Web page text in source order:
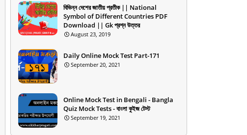
বিভিন্ন দেশের জাতীয় প্রতীক || National
Symbol of Different Countries PDF
Download || Gk প্রশ্ন উত্তর
August 23, 2019
Daily Online Mock Test Part-171
September 20, 2021
Online Mock Test in Bengali - Bangla
Quiz Mock Tests - বাংলা কুইজ টেস্ট
September 19, 2021